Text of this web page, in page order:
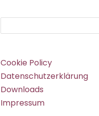
Cookie Policy
Datenschutzerklärung
Downloads
Impressum